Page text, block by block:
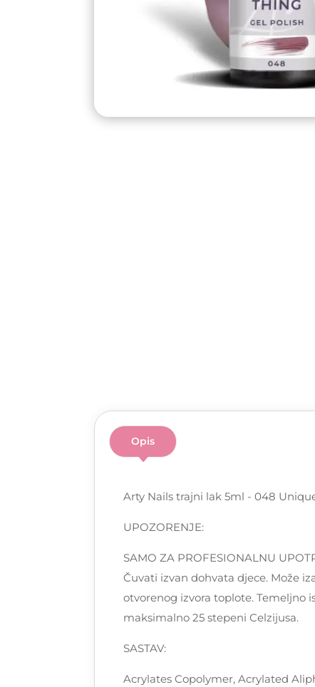
Opis
Arty Nails trajni lak 5ml - 048
UPOZORENJE:
SAMO ZA PROFESIONALNU
Čuvati izvan dohvata djece. Može
otvorenog izvora toplote. Temeljno
maksimalno 25 stepeni Celzijusa.
SASTAV:
Acrylates Copolymer, Acrylated